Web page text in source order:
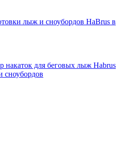
лыж и сноубордов HaBrus в
накаток для беговых лыж Habrus
сноубордов